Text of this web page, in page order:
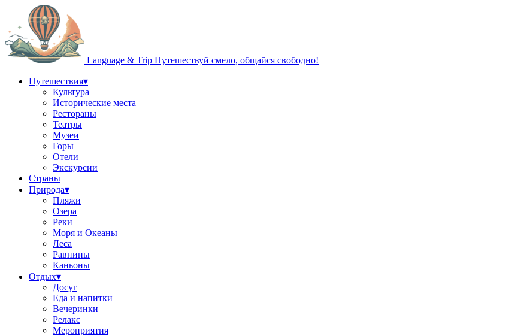
Language & Trip Путешествуй смело, общайся свободно!
Путешествия▾
Культура
Исторические места
Рестораны
Театры
Музеи
Горы
Отели
Экскурсии
Страны
Природа▾
Пляжи
Озера
Реки
Моря и Океаны
Леса
Равнины
Каньоны
Отдых▾
Досуг
Еда и напитки
Вечеринки
Релакс
Мероприятия